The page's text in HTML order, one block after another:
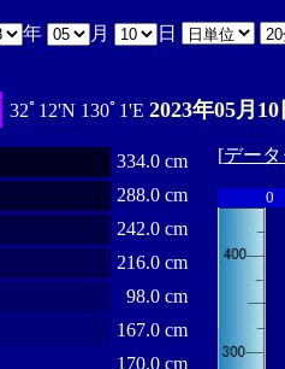
年 月 日
32ﾟ12'N 130ﾟ1'E 2023年05月
334.0 cm
288.0 cm
242.0 cm
216.0 cm
98.0 cm
167.0 cm
170.0 cm
[デー
0